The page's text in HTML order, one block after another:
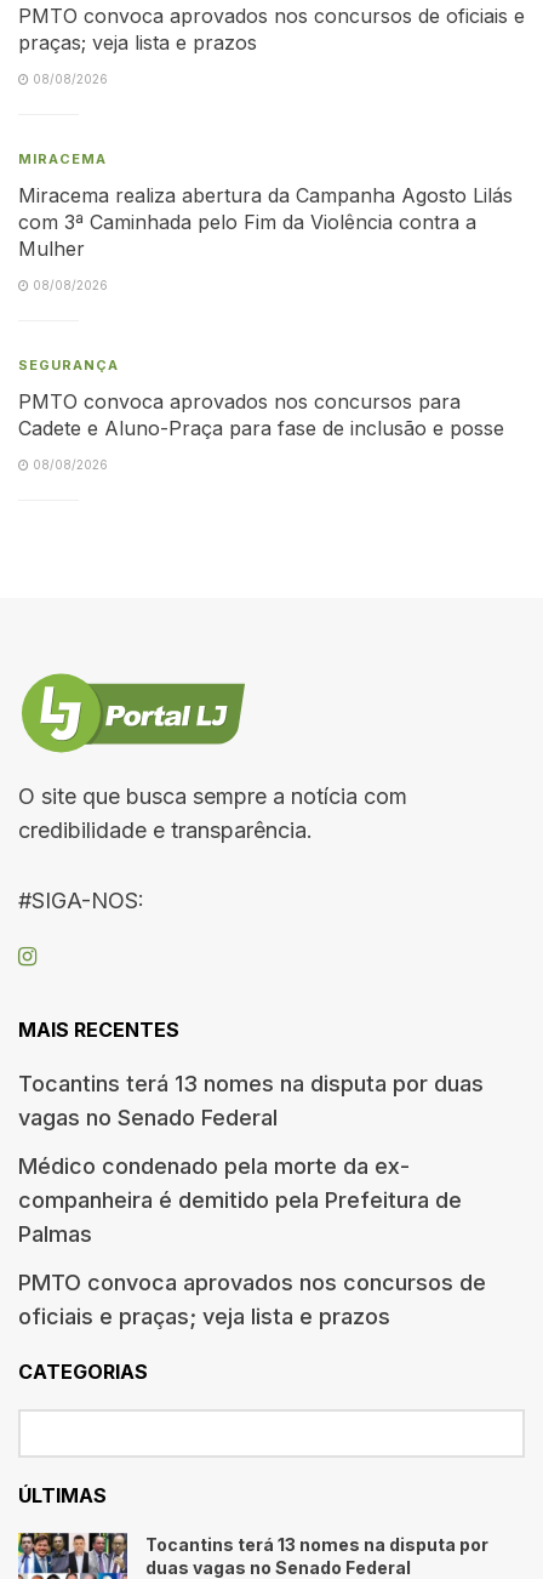
PMTO convoca aprovados nos concursos de oficiais e
praças; veja lista e prazos
08/08/2026
MIRACEMA
Miracema realiza abertura da Campanha Agosto Lilás
com 3ª Caminhada pelo Fim da Violência contra a
Mulher
08/08/2026
SEGURANÇA
PMTO convoca aprovados nos concursos para
Cadete e Aluno-Praça para fase de inclusão e posse
08/08/2026
O site que busca sempre a notícia com
credibilidade e transparência.
#SIGA-NOS:
MAIS RECENTES
Tocantins terá 13 nomes na disputa por duas
vagas no Senado Federal
Médico condenado pela morte da ex-
companheira é demitido pela Prefeitura de
Palmas
PMTO convoca aprovados nos concursos de
oficiais e praças; veja lista e prazos
CATEGORIAS
ÚLTIMAS
Tocantins terá 13 nomes na disputa por
duas vagas no Senado Federal